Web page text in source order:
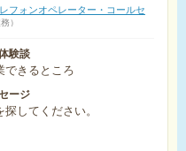
フォンオペレーター・コールセ
験談
できるところ
ージ
してください。